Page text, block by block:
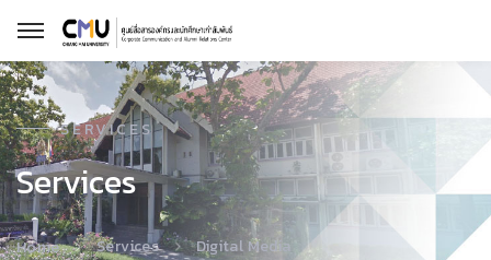
SERVICES
Services
Home Services Digital Media